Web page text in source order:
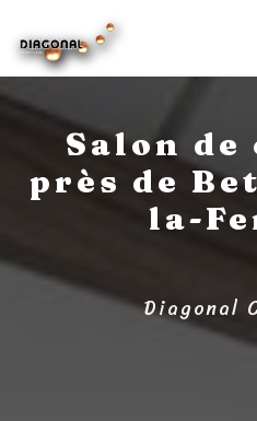
Salon
près de
la-
Diagonal